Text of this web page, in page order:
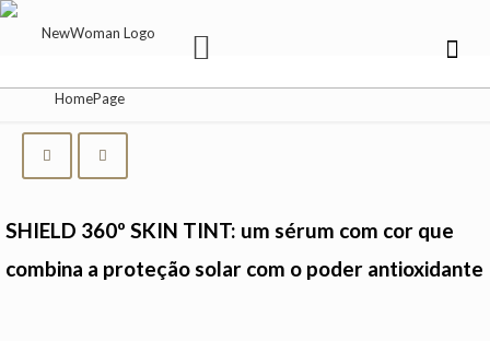
SHIELD 360º SKIN TINT: um sérum com cor que
combina a proteção solar com o poder antioxidante